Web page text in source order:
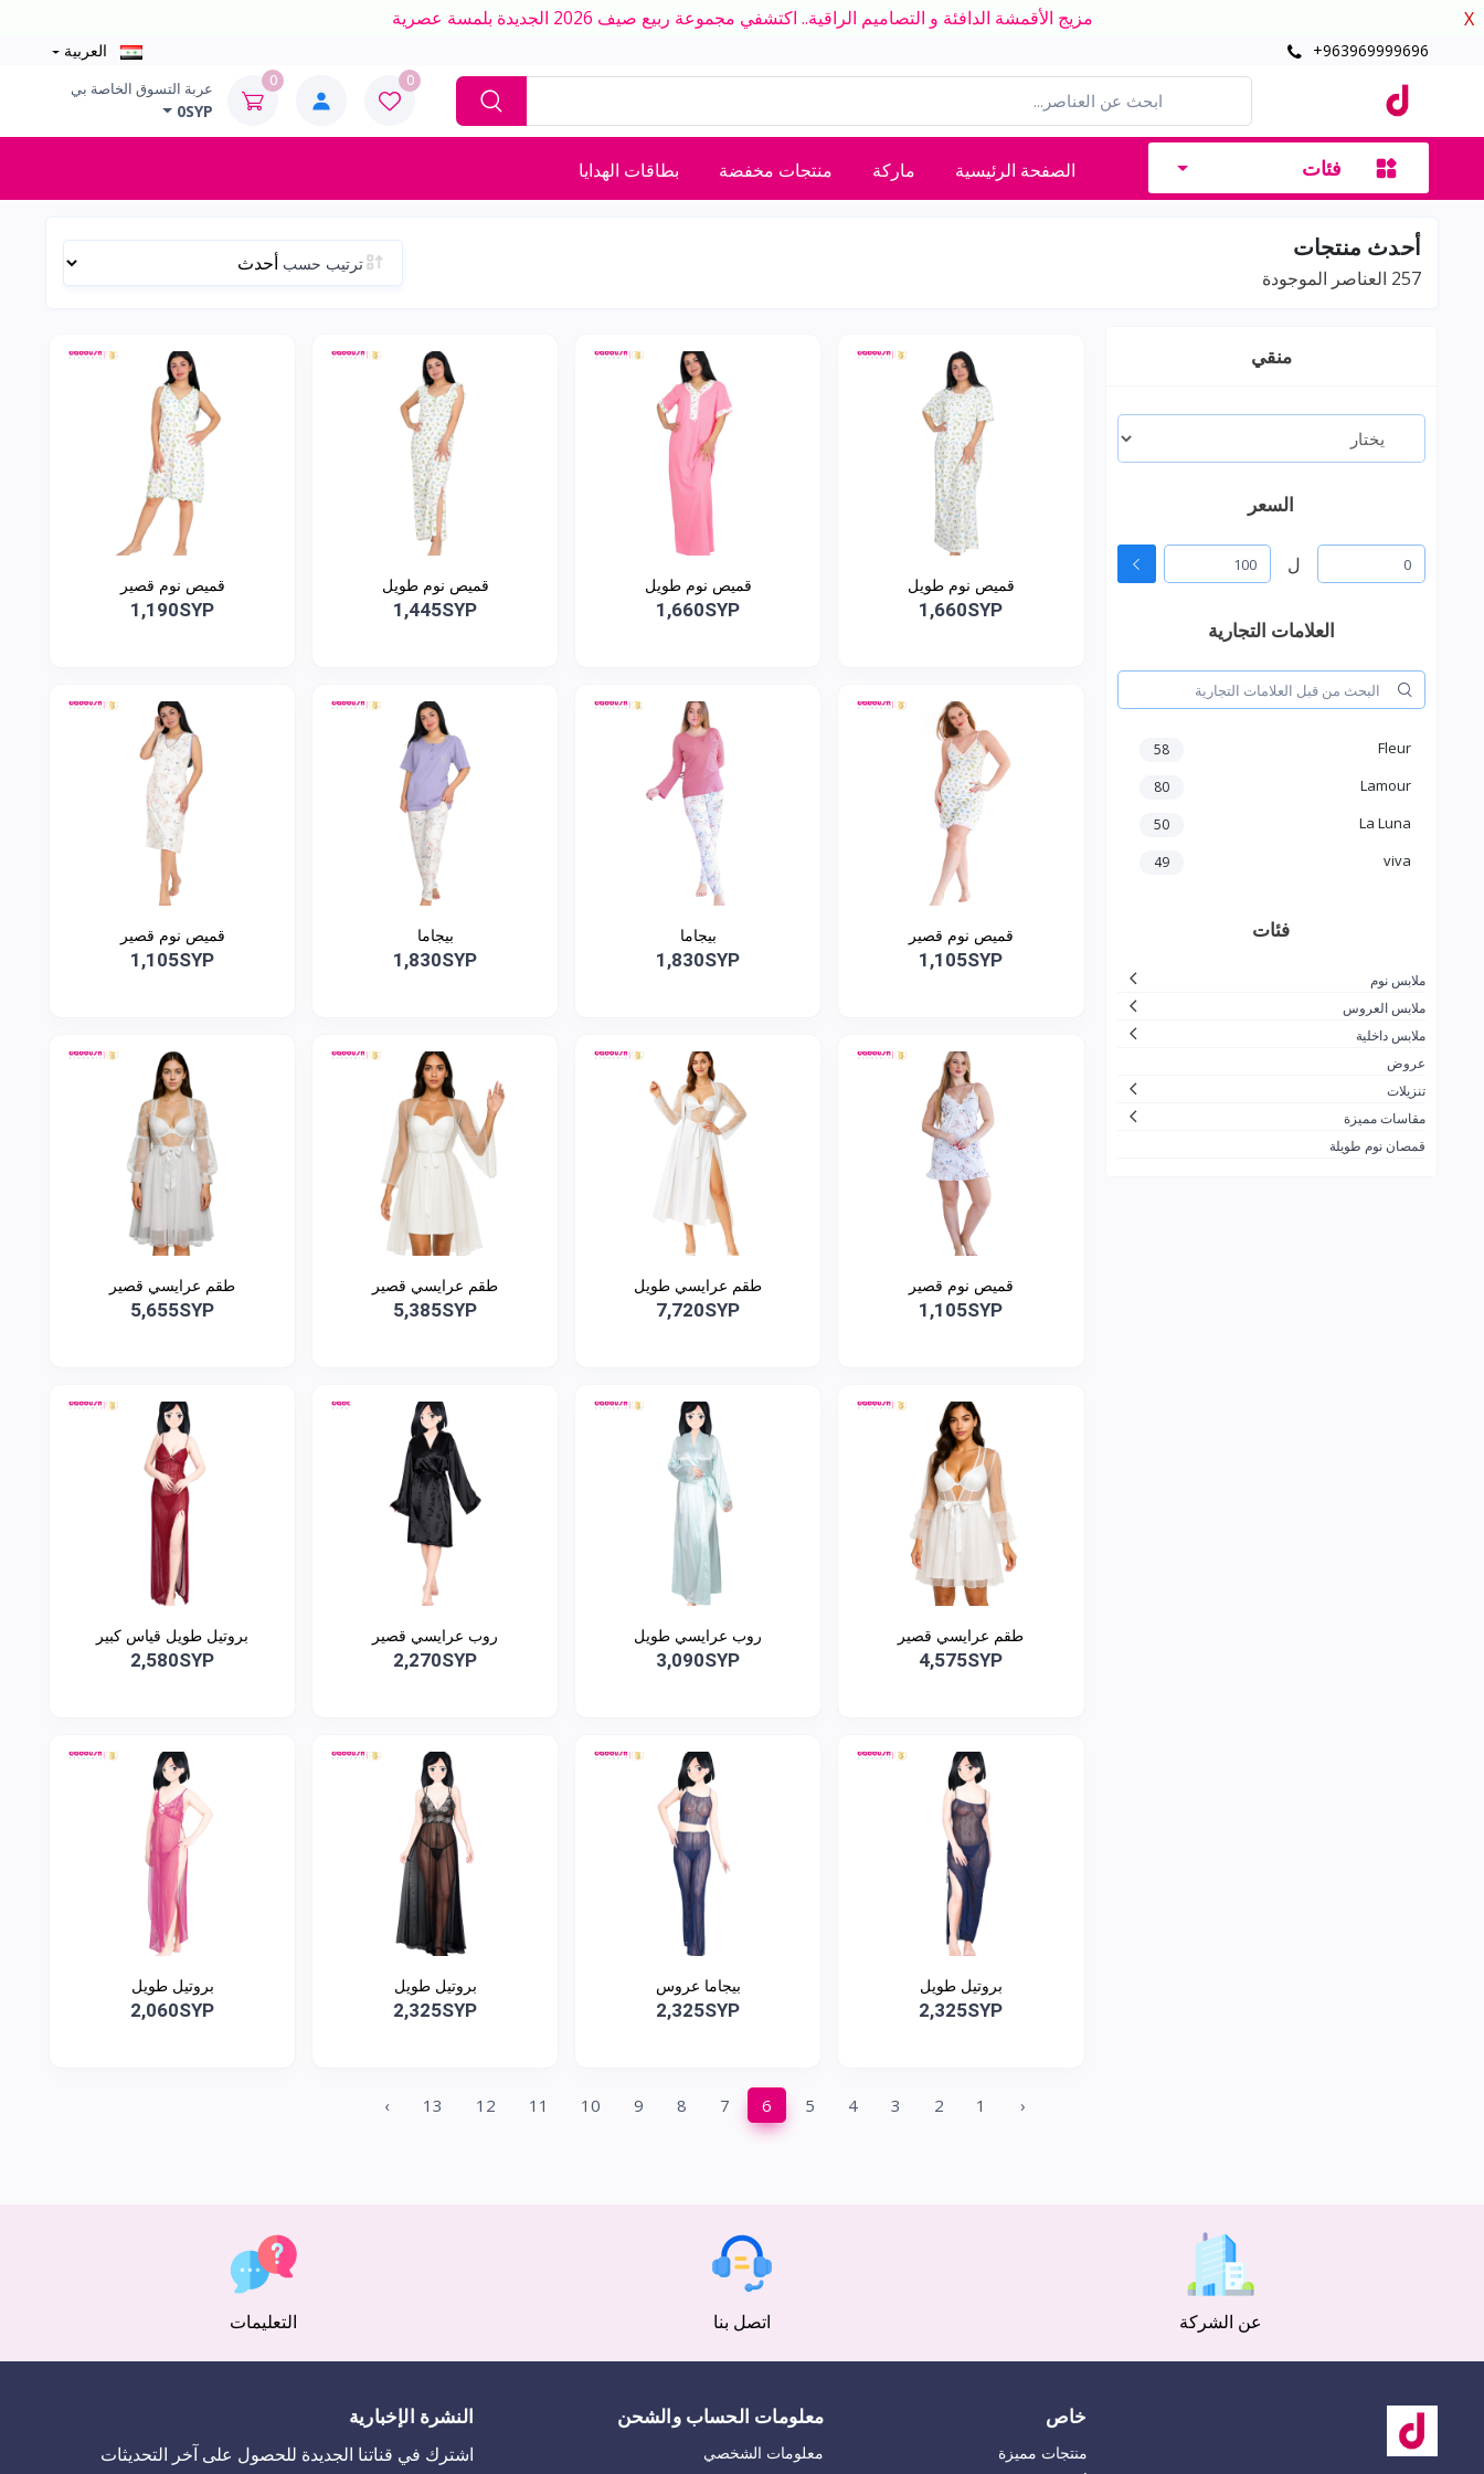
مزيج الأقمشة الدافئة و التصاميم الراقية.. اكتشفي مجموعة ربيع صيف 2026 الجديدة بلمسة عصرية X
+963969999696 العربية
0
0 عربة التسوق الخاصة بي
0SYP
فئات الصفحة الرئيسية ماركة منتجات مخفضة بطاقات الهدايا
أحدث منتجات
257 العناصر الموجودة
ترتيب حسب
منقي
السعر
ل
العلامات التجارية
Fleur
58
Lamour
80
La Luna
50
viva
49
فئات
ملابس نوم
ملابس العروس
ملابس داخلية
عروض
تنزيلات
مقاسات مميزة
قمصان نوم طويلة
قميص نوم طويل
1,660SYP
قميص نوم طويل
1,660SYP
قميص نوم طويل
1,445SYP
قميص نوم قصير
1,190SYP
قميص نوم قصير
1,105SYP
بيجاما
1,830SYP
بيجاما
1,830SYP
قميص نوم قصير
1,105SYP
قميص نوم قصير
1,105SYP
طقم عرايسي طويل
7,720SYP
طقم عرايسي قصير
5,385SYP
طقم عرايسي قصير
5,655SYP
طقم عرايسي قصير
4,575SYP
روب عرايسي طويل
3,090SYP
روب عرايسي قصير
2,270SYP
بروتيل طويل قياس كبير
2,580SYP
بروتيل طويل
2,325SYP
بيجاما عروس
2,325SYP
بروتيل طويل
2,325SYP
بروتيل طويل
2,060SYP
‹
1
2
3
4
5
6
7
8
9
10
11
12
13
›
عن الشركة اتصل بنا التعليمات
خاص
منتجات مميزة
معلومات الحساب والشحن
معلومات الشخصي
النشرة الإخبارية
اشترك في قناتنا الجديدة للحصول على آخر التحديثات